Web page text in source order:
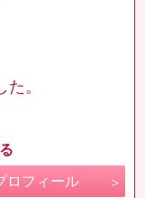
。
ロフィール